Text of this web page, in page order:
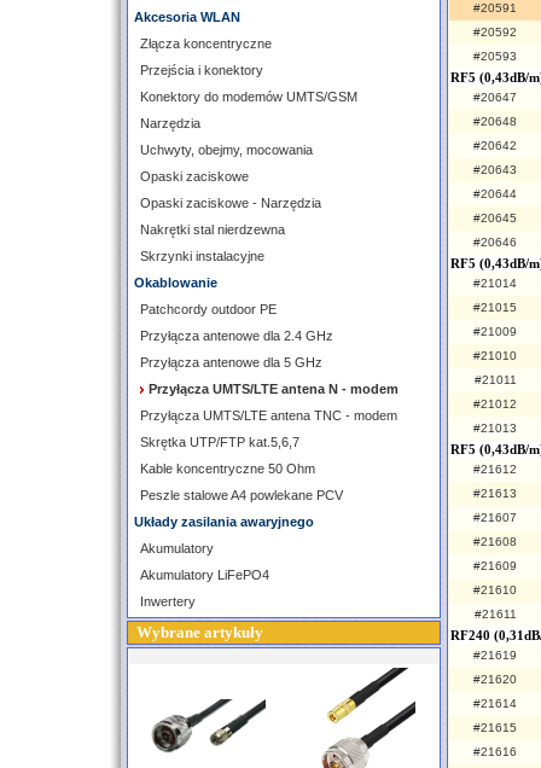
Akcesoria WLAN
Złącza koncentryczne
Przejścia i konektory
Konektory do modemów UMTS/GSM
Narzędzia
Uchwyty, obejmy, mocowania
Opaski zaciskowe
Opaski zaciskowe - Narzędzia
Nakrętki stal nierdzewna
Skrzynki instalacyjne
Okablowanie
Patchcordy outdoor PE
Przyłącza antenowe dla 2.4 GHz
Przyłącza antenowe dla 5 GHz
Przyłącza UMTS/LTE antena N - modem
Przyłącza UMTS/LTE antena TNC - modem
Skrętka UTP/FTP kat.5,6,7
Kable koncentryczne 50 Ohm
Peszle stalowe A4 powlekane PCV
Układy zasilania awaryjnego
Akumulatory
Akumulatory LiFePO4
Inwertery
Wybrane artykuły
#20591
#20592
#20593
RF5 (0,43dB/
#20647
#20648
#20642
#20643
#20644
#20645
#20646
RF5 (0,43dB/
#21014
#21015
#21009
#21010
#21011
#21012
#21013
RF5 (0,43dB/
#21612
#21613
#21607
#21608
#21609
#21610
#21611
RF240
#21619
#21620
#21614
#21615
#21616